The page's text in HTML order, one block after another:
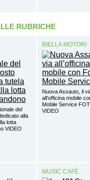
RUBRICHE
del
alla
lotta
VIDEO
BIELLA MOTORI
Nuova Assauto, il
all’officina mobile
Mobile Service
VIDEO
MUSIC CAFÈ